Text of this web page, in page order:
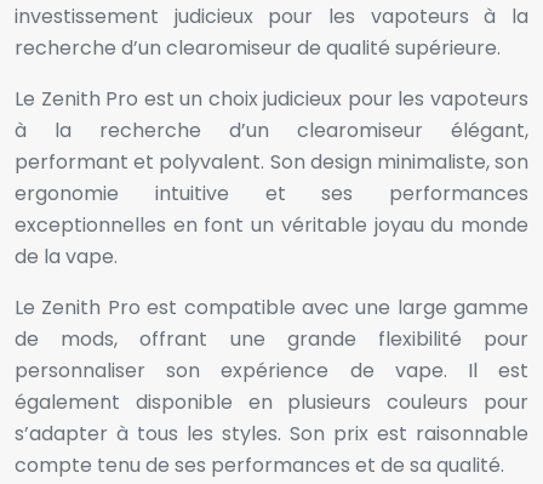
investissement judicieux pour les vapoteurs à la
recherche d’un clearomiseur de qualité supérieure.
Le Zenith Pro est un choix judicieux pour les vapoteurs
à la recherche d’un clearomiseur élégant,
performant et polyvalent. Son design minimaliste, son
ergonomie intuitive et ses performances
exceptionnelles en font un véritable joyau du monde
de la vape.
Le Zenith Pro est compatible avec une large gamme
de mods, offrant une grande flexibilité pour
personnaliser son expérience de vape. Il est
également disponible en plusieurs couleurs pour
s’adapter à tous les styles. Son prix est raisonnable
compte tenu de ses performances et de sa qualité.